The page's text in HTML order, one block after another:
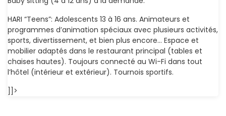
HARI “Teens”: Adolescents 13 à 16 ans. Animateurs et
programmes d’animation spéciaux avec plusieurs activités,
sports, divertissement, et bien plus encore… Espace et
mobilier adaptés dans le restaurant principal (tables et
chaises hautes). Toujours connecté au Wi-Fi dans tout
l’hôtel (intérieur et extérieur). Tournois sportifs.
]]>